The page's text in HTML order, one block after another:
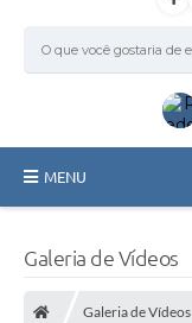
MENU
Galeria de Vídeos
Galeria de Vídeos